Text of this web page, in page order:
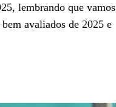
lembrando que vamos
avaliados de 2025 e